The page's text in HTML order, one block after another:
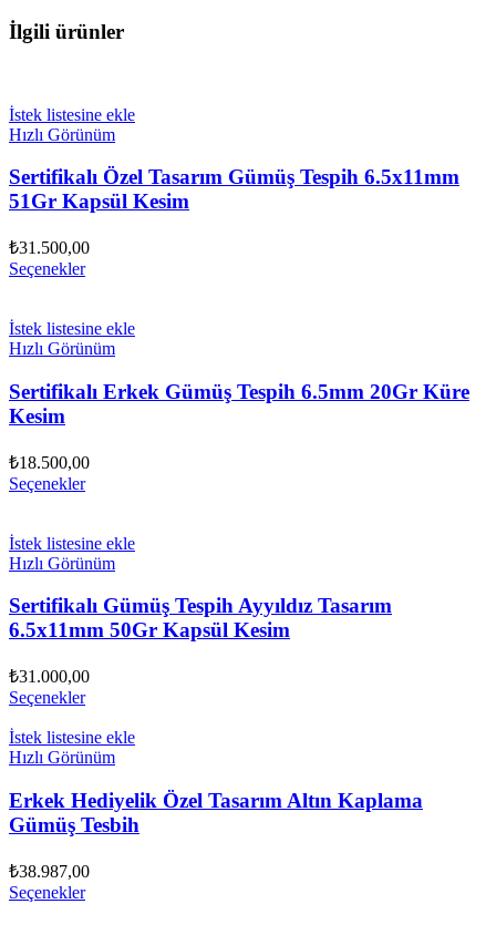
İlgili ürünler
İstek listesine ekle
Hızlı Görünüm
Sertifikalı Özel Tasarım Gümüş Tespih 6.5x11mm
51Gr Kapsül Kesim
₺31.500,00
Seçenekler
İstek listesine ekle
Hızlı Görünüm
Sertifikalı Erkek Gümüş Tespih 6.5mm 20Gr Küre
Kesim
₺18.500,00
Seçenekler
İstek listesine ekle
Hızlı Görünüm
Sertifikalı Gümüş Tespih Ayyıldız Tasarım
6.5x11mm 50Gr Kapsül Kesim
₺31.000,00
Seçenekler
İstek listesine ekle
Hızlı Görünüm
Erkek Hediyelik Özel Tasarım Altın Kaplama
Gümüş Tesbih
₺38.987,00
Seçenekler